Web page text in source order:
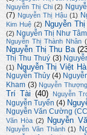
Nguyễn Thị Chi (2)
(7) Nguyễn Thị Hậu (1)
Kim Huệ (2) Nguyễn
(2) Nguyễn Thị Như Tâm
Nguyễn Thị Thành Nhân
Nguyễn Thị Thu Ba
Thị Thu Thuý (3)
(1) Nguyễn Thị Việt Hà
Nguyễn Thủy (4)
Kham (3) Nguyễn
Trí Tài (40) Nguyễn
Nguyễn Tuyển (4)
Nguyễn Văn Cường
Văn Hòa (2) Nguyễn
Nguyễn Văn Thành (1)